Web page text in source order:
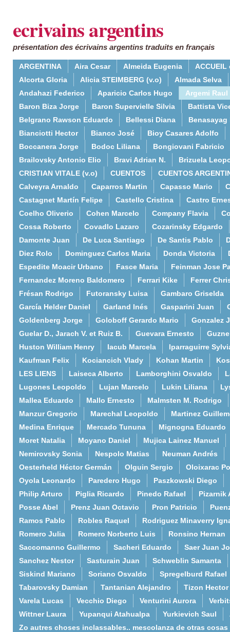
ecrivains argentins
présentation des écrivains argentins traduits en français
ARGENTINA Aira Cesar Almeida Eugenia
ACCUEIL
Alcorta Gloria
Alicia STEIMBERG (v.o)
Almada Selva
Andahazi Federico
Aparicio Carlos Hugo
Argemi Raul
Baron Biza Jorge
Baron Supervielle Silvia
Battista
Belgrano Rawson Eduardo
Bellessi Diana
Benasayag
Bianciotti Hector
Bianco José
Bioy Casares Adolfo
Boccanera Jorge
Bodoc Liliana
Bongiovani Fabricio
Brailovsky Antonio Elio
Bravi Adrian N.
Brizuela
CRISTIAN VITALE (v.o)
CUENTOS
CUENTOS
Calveyra Arnaldo
Caparros Martin Capasso Mario
Castagnet Martín Felipe
Castello Cristina
Castro
Coelho Oliverio
Cohen Marcelo Company Flavia
Cossa Roberto
Covadlo Lazaro
Cozarinsky Edgardo
Damonte Juan
De Luca Santiago De Santis Pablo
Diez Rolo
Dominguez Carlos Maria Donda Victoria
Espedite Moacir Urbano
Fasce Maria
Feinman Jose
Fernandez Moreno Baldomero
Ferrari Kike
Ferrer
Frésan Rodrigo
Futoransky Luisa
Gambaro Griselda
García Helder Daniel
Garland Inés Gasparini Juan
Goldenberg Jorge
Goloboff Gerardo Mario
Gonzalez
Guelar D., Jarach V. et Ruiz B.
Guevara Ernesto
Huston William Henry
Iacub Marcela
Iparraguirre
Kaufman Felix
Kociancich Vlady Kohan Martin
LES LIENS
Laiseca Alberto Lamborghini Osvaldo
Lugones Leopoldo
Lujan Marcelo Lukin Liliana
Mallea Eduardo
Mallo Ernesto
Malmsten M. Rodrigo
Manzur Gregorio
Marechal Leopoldo
Martinez
Medina Enrique
Mercado Tununa
Mignogna Eduardo
Moret Natalia
Moyano Daniel
Mujica Lainez Manuel
Nemirovsky Sonia
Nespolo Matias
Neuman Andrés
Oesterheld Héctor Germán
Olguin Sergio
Oloixarac
Oyola Leonardo
Paredero Hugo
Paszkowski Diego
Philip Arturo
Piglia Ricardo Pinedo Rafael
Pizarnik
Posse Abel
Prenz Juan Octavio Pron Patricio
Ramos Pablo
Robles Raquel
Rodriguez Minaverry
Romero Julia
Romero Norberto Luis
Ronsino Hernan
Saccomanno Guillermo
Sacheri Eduardo
Saer Juan
Sanchez Nestor
Sasturain Juan
Schweblin Samanta
Siskind Mariano
Soriano Osvaldo
Spregelburd Rafael
Tabarovsky Damian
Tantanian Alejandro
Tizon Hector
Varela Lucas
Vecchio Diego Venturini Aurora
Wittner Laura
Yupanqui Atahualpa Yurkievich Saul
Zo autres choses inclassables.. mescolanza de otras cosas